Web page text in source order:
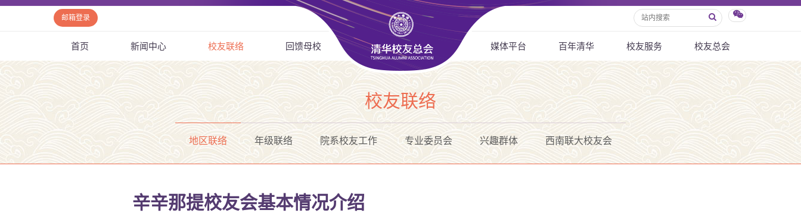
邮箱登录
首页 新闻中心 校友联络 回馈母校 媒体平台 百年清华 校友服务 校友总会
校友联络
地区联络 年级联络 院系校友工作 专业委员会 兴趣群体 西南联大校友会
辛辛那提校友会基本情况介绍